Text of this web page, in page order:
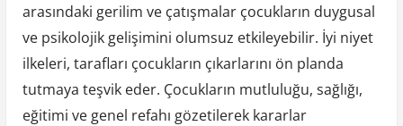
arasındaki gerilim ve çatışmalar çocukların duygusal
ve psikolojik gelişimini olumsuz etkileyebilir. İyi niyet
ilkeleri, tarafları çocukların çıkarlarını ön planda
tutmaya teşvik eder. Çocukların mutluluğu, sağlığı,
eğitimi ve genel refahı gözetilerek kararlar